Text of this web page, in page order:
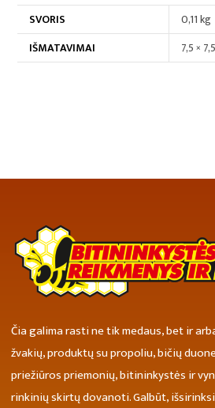
SVORIS
0,11 kg
IŠMATAVIMAI
7,5 ×
Čia galima rasti ne tik medaus, bet ir
žvakių, produktų su propoliu, bičių
priežiūros priemonių, bitininkystės ir
rinkinių skirtų dovanoti. Galbūt,